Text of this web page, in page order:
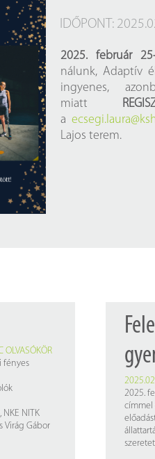
IDŐPONT:
2025. február
nálunk, Adaptív
ingyenes,
miatt
a
Lajos terem.
OLVASÓKÖR
fényes
NITK
Virág Gábor
2025.
címmel